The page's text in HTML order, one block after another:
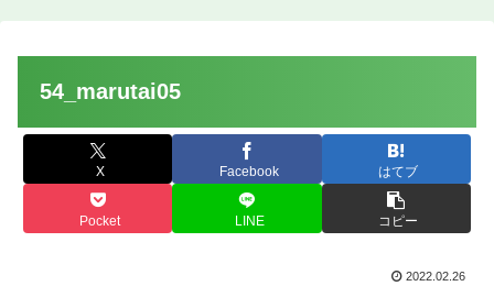
54_marutai05
X Facebook はてブ
Pocket LINE コピー
2022.02.26